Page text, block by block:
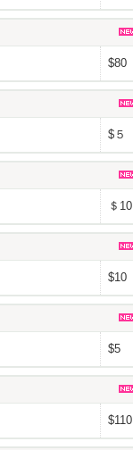
$80
$５
＄10
$10
$5
$110